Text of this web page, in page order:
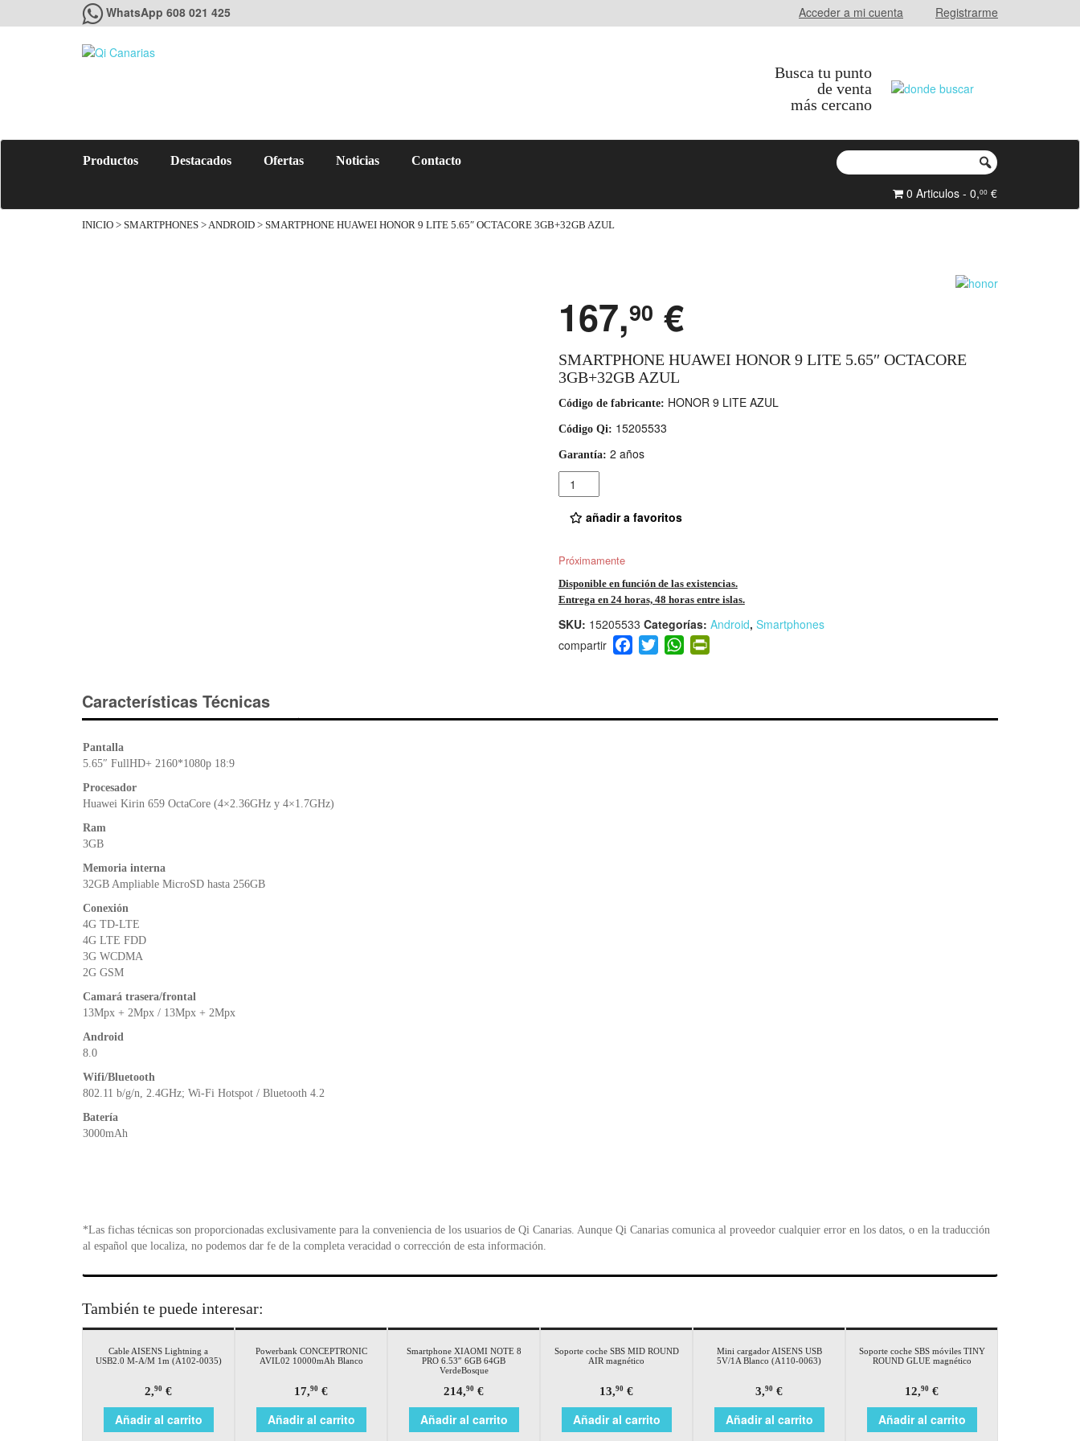
WhatsApp 608 021 425 Acceder a mi cuenta Registrarme
Busca tu punto
de venta
más cercano
Productos Destacados Ofertas Noticias Contacto
0 Articulos - 0,00 €
INICIO > SMARTPHONES >ANDROID > SMARTPHONE HUAWEI HONOR 9 LITE 5.65″ OCTACORE 3GB+32GB AZUL
167,90 €
SMARTPHONE HUAWEI HONOR 9 LITE 5.65″ OCTACORE
3GB+32GB AZUL
Código de fabricante: HONOR 9 LITE AZUL
Código Qi: 15205533
Garantía: 2 años
Cantidad
añadir a favoritos
Próximamente
Disponible en función de las existencias.
Entrega en 24 horas, 48 horas entre islas.
SKU: 15205533 Categorías: Android, Smartphones
F
a
b
T
wi
W
h
A
Pr
in
e
Características Técnicas
Pantalla
5.65″ FullHD+ 2160*1080p 18:9
Procesador
Huawei Kirin 659 OctaCore (4×2.36GHz y 4×1.7GHz)
Ram
3GB
Memoria interna
32GB Ampliable MicroSD hasta 256GB
Conexión
4G TD-LTE
4G LTE FDD
3G WCDMA
2G GSM
Camará trasera/frontal
13Mpx + 2Mpx / 13Mpx + 2Mpx
Android
8.0
Wifi/Bluetooth
802.11 b/g/n, 2.4GHz; Wi-Fi Hotspot / Bluetooth 4.2
Batería
3000mAh
*Las fichas técnicas son proporcionadas exclusivamente para la conveniencia de los usuarios de Qi Canarias. Aunque Qi Canarias comunica al proveedor cualquier error en los datos, o en la traducción
al español que localiza, no podemos dar fe de la completa veracidad o corrección de esta información.
También te puede interesar:
Cable AISENS Lightning a
USB2.0 M-A/M 1m (A102-0035)
2,90 €
Añadir al carrito
Powerbank CONCEPTRONIC
AVIL02 10000mAh Blanco
17,90 €
Añadir al carrito
Smartphone XIAOMI NOTE 8
PRO 6.53″ 6GB 64GB
VerdeBosque
214,90 €
Añadir al carrito
Soporte coche SBS MID ROUND
AIR magnético
13,90 €
Añadir al carrito
Mini cargador AISENS USB
5V/1A Blanco (A110-0063)
3,90 €
Añadir al carrito
Soporte coche SBS móviles TINY
ROUND GLUE magnético
12,90 €
Añadir al carrito